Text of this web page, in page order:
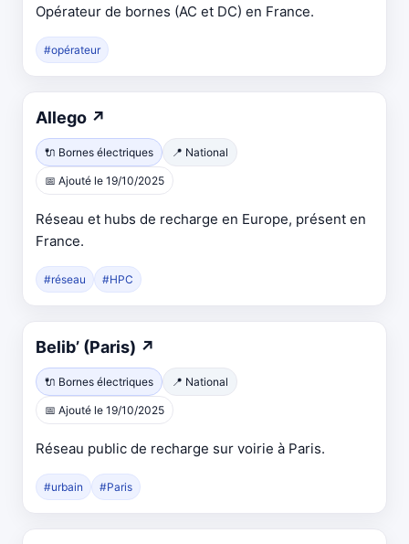
onglet
Opérateur de bornes (AC et DC) en France.
#opérateur
Allego ↗
dans
un
onglet
🔌 Bornes électriques 📍 National
📅 Ajouté le 19/10/2025
Réseau et hubs de recharge en Europe, présent en
France.
#réseau #HPC
Belib’ (Paris) ↗
dans
un
onglet
🔌 Bornes électriques 📍 National
📅 Ajouté le 19/10/2025
Réseau public de recharge sur voirie à Paris.
#urbain #Paris